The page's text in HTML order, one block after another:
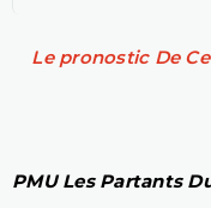
Le pronostic De
PMU Les Partants